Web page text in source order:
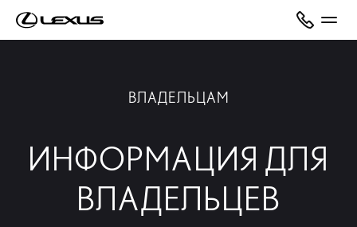
ВЛАДЕЛЬЦАМ
ИНФОРМАЦИЯ ДЛЯ
ВЛАДЕЛЬЦЕВ